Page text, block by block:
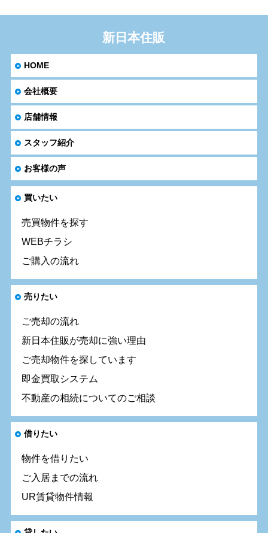
新日本住販
HOME
会社概要
店舗情報
スタッフ紹介
お客様の声
買いたい
売買物件を探す
WEBチラシ
ご購入の流れ
売りたい
ご売却の流れ
新日本住販が売却に強い理由
ご売却物件を探しています
即金買取システム
不動産の相続についてのご相談
借りたい
物件を借りたい
ご入居までの流れ
UR賃貸物件情報